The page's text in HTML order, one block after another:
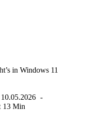
in Windows 11
10.05.2026
13 Min